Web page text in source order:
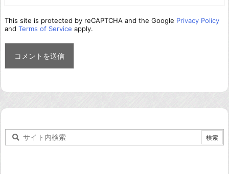
This site is protected by reCAPTCHA and the Google Privacy Policy
and Terms of Service apply.